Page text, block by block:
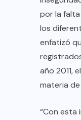
por la
los
enfatizó
año 2011,
materia
“Con esta